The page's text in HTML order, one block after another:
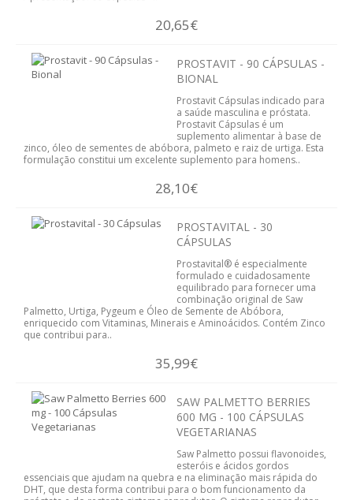
SISTEMA CARDIOVASCULAR
SISTEMA IMUNITÁRIO
SISTEMA OSTEOARTICULAR
SISTEMA RENAL E URINÁRIO
VITAMINAS
CELULITE
DEPUR
20,65€
PROSTAVIT - 90 CÁPSULAS -
BIONAL
Prostavit Cápsulas indicado para
a saúde masculina e próstata.
Prostavit Cápsulas é um
suplemento alimentar à base de
zinco, óleo de sementes de abóbora, palmeto e raiz de urtiga. Esta
formulação constitui um excelente suplemento para homens..
28,10€
PROSTAVITAL - 30
CÁPSULAS
Prostavital® é especialmente
formulado e cuidadosamente
equilibrado para fornecer uma
combinação original de Saw
Palmetto, Urtiga, Pygeum e Óleo de Semente de Abóbora,
enriquecido com Vitaminas, Minerais e Aminoácidos. Contém Zinco
que contribui para..
35,99€
SAW PALMETTO BERRIES
600 MG - 100 CÁPSULAS
VEGETARIANAS
Saw Palmetto possui flavonoides,
esteróis e ácidos gordos
essenciais que ajudam na quebra e na eliminação mais rápida do
DHT, que desta forma contribui para o bom funcionamento da